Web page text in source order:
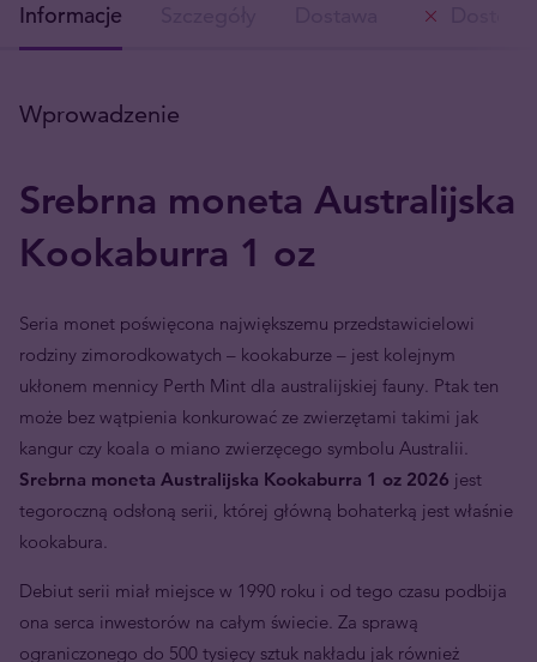
Informacje
Wprowadzenie
Srebrna moneta Australijska
Kookaburra 1 oz
Seria monet poświęcona największemu przedstawicielowi
rodziny zimorodkowatych – kookaburze – jest kolejnym
ukłonem mennicy Perth Mint dla australijskiej fauny. Ptak ten
może bez wątpienia konkurować ze zwierzętami takimi jak
kangur czy koala o miano zwierzęcego symbolu Australii.
Srebrna moneta Australijska Kookaburra 1 oz 2026 jest
tegoroczną odsłoną serii, której główną bohaterką jest właśnie
kookabura.
Debiut serii miał miejsce w 1990 roku i od tego czasu podbija
ona serca inwestorów na całym świecie. Za sprawą
ograniczonego do 500 tysięcy sztuk nakładu jak również